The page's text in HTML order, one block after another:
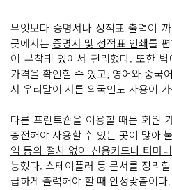
무엇보다 증명서나 성적표 출력이
곳에서는 증명서 및 성적표 인쇄를
이 부착돼 있어서 편리했다. 또한
가격을 확인할 수 있고, 영어와 중국
서 우리말이 서툰 외국인도 사용이
다른 프린트숍을 이용할 때는 회원
충전해야 사용할 수 있는 곳이 많아
입 등의 절차 없이 신용카드나 티머
능했다. 스테이플러 등 문서를 정리
급하게 출력해야 할 때 안성맞춤이다.